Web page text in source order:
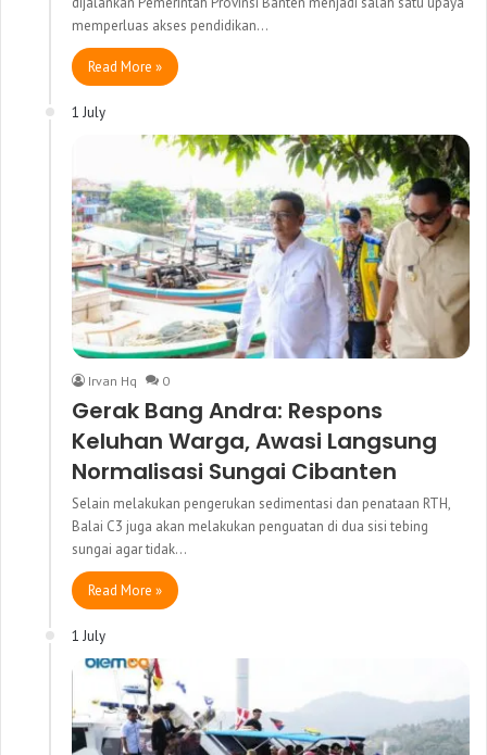
memperluas akses pendidikan…
Read More »
1 July
Irvan Hq 0
Gerak Bang Andra: Respons
Keluhan Warga, Awasi Langsung
Normalisasi Sungai Cibanten
Selain melakukan pengerukan sedimentasi dan penataan RTH,
Balai C3 juga akan melakukan penguatan di dua sisi tebing
sungai agar tidak…
Read More »
1 July